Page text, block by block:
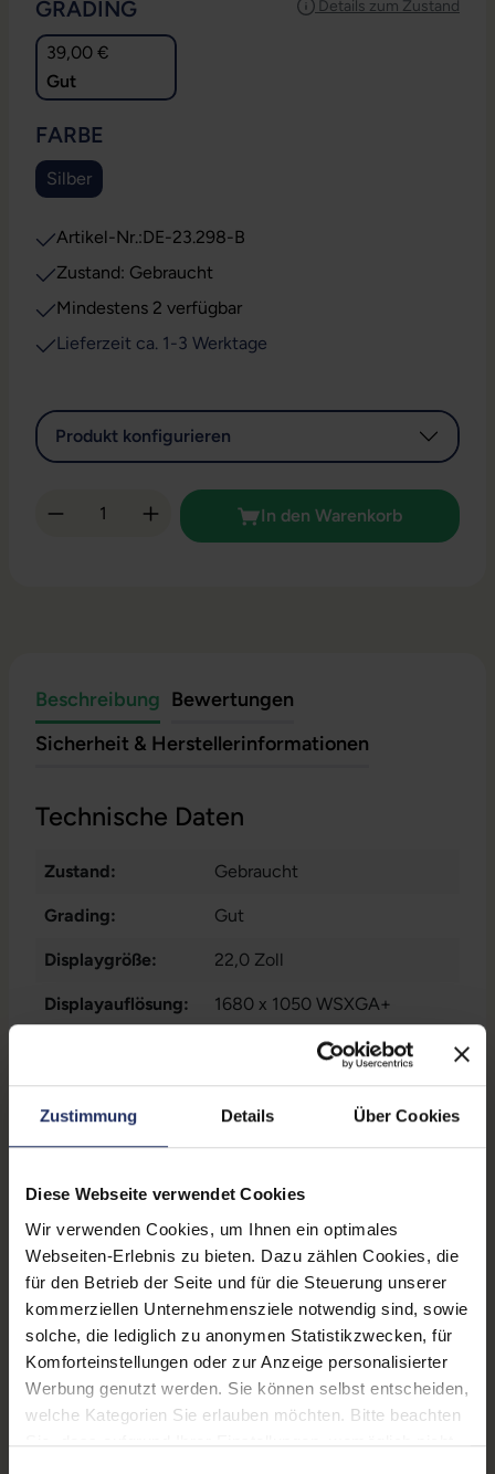
Zustimmung Details Über Cookies
Diese Webseite verwendet Cookies
Wir verwenden Cookies, um Ihnen ein optimales
Webseiten-Erlebnis zu bieten. Dazu zählen Cookies, die
für den Betrieb der Seite und für die Steuerung unserer
kommerziellen Unternehmensziele notwendig sind, sowie
solche, die lediglich zu anonymen Statistikzwecken, für
Komforteinstellungen oder zur Anzeige personalisierter
Werbung genutzt werden. Sie können selbst entscheiden,
welche Kategorien Sie erlauben möchten. Bitte beachten
Sie, dass aufgrund Ihrer Einstellungen, womöglich nicht
Details zum Zustand
GRADING
39,00 €
Gut
FARBE
Silber
Artikel-Nr.:DE-23.298-B
Zustand: Gebraucht
Mindestens 2 verfügbar
Lieferzeit ca. 1-3 Werktage
Produkt konfigurieren
Produkt Anzahl: Gib den gewünschten
In den Warenkorb
Beschreibung Bewertungen
Sicherheit & Herstellerinformationen
Technische Daten
Zustand: Gebraucht
Grading: Gut
Displaygröße: 22,0 Zoll
Displayauflösung: 1680 x 1050 WSXGA+
Pixelabstand: 0,280 mm
Reaktionszeit: 5 ms
Blickwinkel: 160°/170°
Ergonomie: Höhenverstellbar, Neigbar,
Pivot-Funktion, Schwenkbar
Schnittstellen: